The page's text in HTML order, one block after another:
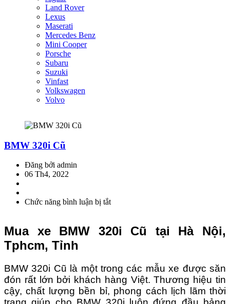
Land Rover
Lexus
Maserati
Mercedes Benz
Mini Cooper
Porsche
Subaru
Suzuki
Vinfast
Volkswagen
Volvo
BMW 320i Cũ
Đăng bởi admin
06 Th4, 2022
Chức năng bình luận bị tắtở
Cũ
Mua xe BMW 320i Cũ tại Hà Nội,
Tphcm, Tỉnh
BMW 320i Cũ là một trong các mẫu xe được săn
đón rất lớn bởi khách hàng Việt. Thương hiệu tin
cậy, chất lượng bền bỉ, phong cách lịch lãm thời